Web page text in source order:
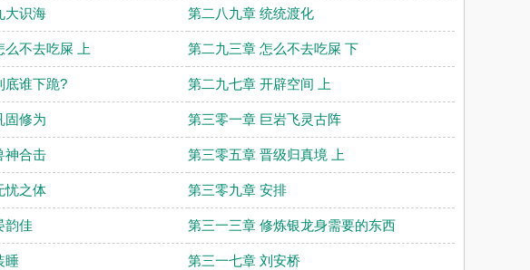
大识海 第二八九章 统统渡化
么不去吃屎 上 第二九三章 怎么不去吃屎 下
底谁下跪? 第二九七章 开辟空间 上
固修为 第三零一章 巨岩飞灵古阵
神合击 第三零五章 晋级归真境 上
忧之体 第三零九章 安排
韵佳 第三一三章 修炼银龙身需要的东西
睡 第三一七章 刘安桥